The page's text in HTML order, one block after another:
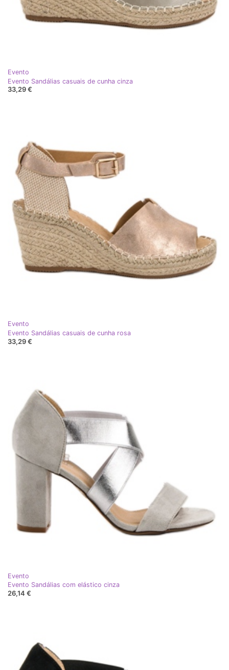
Evento
Evento Sandálias casuais de cunha cinza
33,29 €
Evento
Evento Sandálias casuais de cunha rosa
33,29 €
Evento
Evento Sandálias com elástico cinza
26,14 €